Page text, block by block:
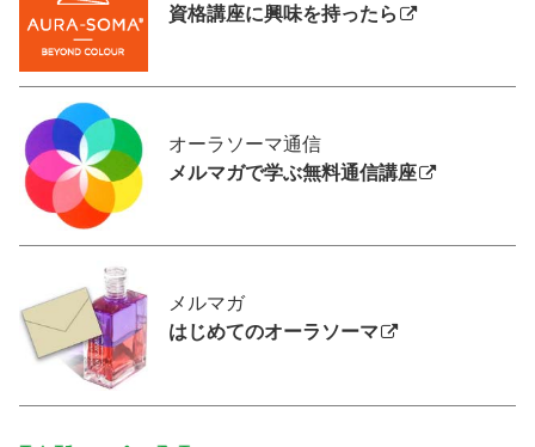
資格講座に興味を持ったら
オーラソーマ通信
メルマガで学ぶ無料通信講座
メルマガ
はじめてのオーラソーマ